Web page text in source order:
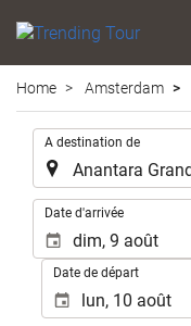
Home Amsterdam
A destination de
Date d'arrivée
Date de départ